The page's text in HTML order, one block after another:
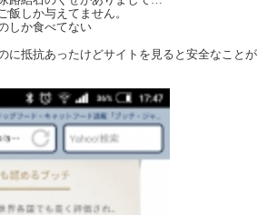
飯しか与えてません。
しか食べてない
に抵抗あったけどサイトを見ると安全なことが